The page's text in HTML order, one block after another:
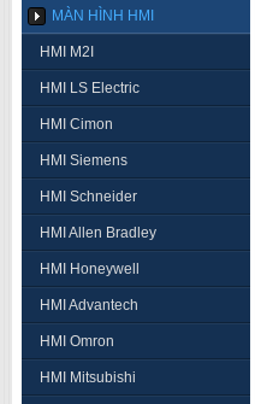
MÀN HÌNH HMI
HMI M2I
HMI LS Electric
HMI Cimon
HMI Siemens
HMI Schneider
HMI Allen Bradley
HMI Honeywell
HMI Advantech
HMI Omron
HMI Mitsubishi